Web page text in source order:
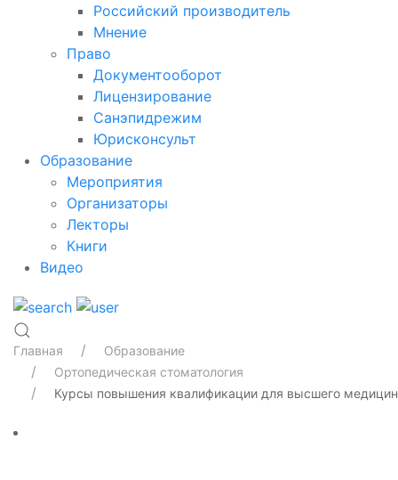
Российский производитель
Мнение
Право
Документооборот
Лицензирование
Санэпидрежим
Юрисконсульт
Образование
Мероприятия
Организаторы
Лекторы
Книги
Видео
Главная
Образование
Ортопедическая стоматология
Курсы повышения квалификации для высшего